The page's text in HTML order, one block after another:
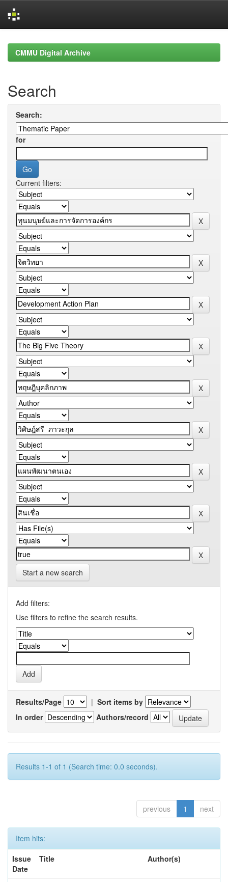
navigationCMMU Digital Archive
Search
Search:
for
Current filters:
Start a new search
Add filters:
Use filters to refine the search results.
Results/Page | Sort items by
In order
Authors/record
Results 1-1 of 1 (Search time: 0.0 seconds).
previous 1 next
Item hits:
Issue
Date
Title Author(s)